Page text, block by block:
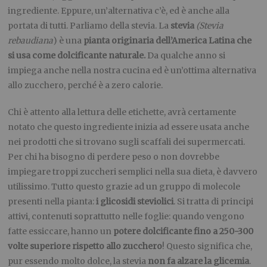
ingrediente. Eppure, un’alternativa c’è, ed è anche alla
portata di tutti. Parliamo della stevia. La stevia (Stevia
rebaudiana) è una pianta originaria dell’America Latina che
si usa come dolcificante naturale. Da qualche anno si
impiega anche nella nostra cucina ed è un’ottima alternativa
allo zucchero, perché è a zero calorie.
Chi è attento alla lettura delle etichette, avrà certamente
notato che questo ingrediente inizia ad essere usata anche
nei prodotti che si trovano sugli scaffali dei supermercati.
Per chi ha bisogno di perdere peso o non dovrebbe
impiegare troppi zuccheri semplici nella sua dieta, è davvero
utilissimo. Tutto questo grazie ad un gruppo di molecole
presenti nella pianta:i glicosidi steviolici. Si tratta di principi
attivi, contenuti soprattutto nelle foglie: quando vengono
fatte essiccare, hanno un potere dolcificante fino a 250-300
volte superiore rispetto allo zucchero! Questo significa che,
pur essendo molto dolce, la stevia non fa alzare la glicemia.